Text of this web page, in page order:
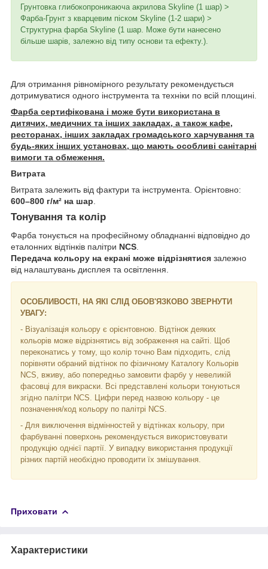
Грунтовка глибокопроникаюча акрилова Skyline (1 шар) >
Фарба-Грунт з кварцевим піском Skyline (1-2 шари) >
Структурна фарба Skyline (1 шар. Може бути нанесено
більше шарів, залежно від типу основи та ефекту.).
Для отримання рівномірного результату рекомендується
дотримуватися одного інструмента та техніки по всій площині.
Фарба сертифікована і може бути використана в
дитячих, медичних та інших закладах, а також кафе,
ресторанах, інших закладах громадського харчування та
будь-яких інших установах, що мають особливі санітарні
вимоги та обмеження.
Витрата
Витрата залежить від фактури та інструмента. Орієнтовно:
600–800 г/м² на шар
Тонування та колір
Фарба тонується на професійному обладнанні відповідно до
еталонних відтінків палітри NCS
Передача кольору на екрані може відрізнятися залежно
від налаштувань дисплея та освітлення.
ОСОБЛИВОСТІ, НА ЯКІ СЛІД ОБОВ'ЯЗКОВО ЗВЕРНУТИ
УВАГУ:
- Візуалізація кольору є орієнтовною. Відтінок деяких
кольорів може відрізнятись від зображення на сайті. Щоб
переконатись у тому, що колір точно Вам підходить, слід
порівняти обраний відтінок по фізичному Каталогу Кольорів
NCS, вживу, або попередньо замовити фарбу у невеликій
фасовці для викраски. Всі представлені кольори тонуються
згідно палітри NCS. Цифри перед назвою кольору - це
позначення/код кольору по палітрі NCS.
- Для виключення відмінностей у відтінках кольору, при
фарбуванні поверхонь рекомендується використовувати
продукцію однієї партії. У випадку використання продукції
різних партій необхідно проводити їх змішування.
Приховати
Характеристики